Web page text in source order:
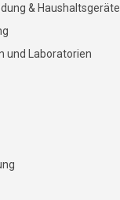
& Haushaltsgeräte
und Laboratorien